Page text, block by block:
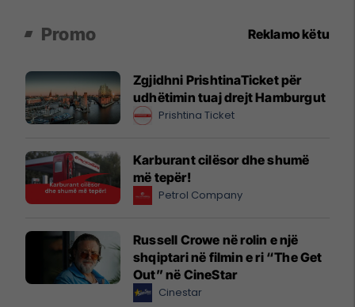
Promo Reklamo këtu
Zgjidhni PrishtinaTicket për
udhëtimin tuaj drejt Hamburgut
Prishtina Ticket
Karburant cilësor dhe shumë
më tepër!
Petrol Company
Russell Crowe në rolin e një
shqiptari në filmin e ri “The Get
Out” në CineStar
Cinestar